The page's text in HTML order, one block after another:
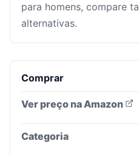
para homens, compare
alternativas.
Comprar
Ver preço na Amazon
Categoria